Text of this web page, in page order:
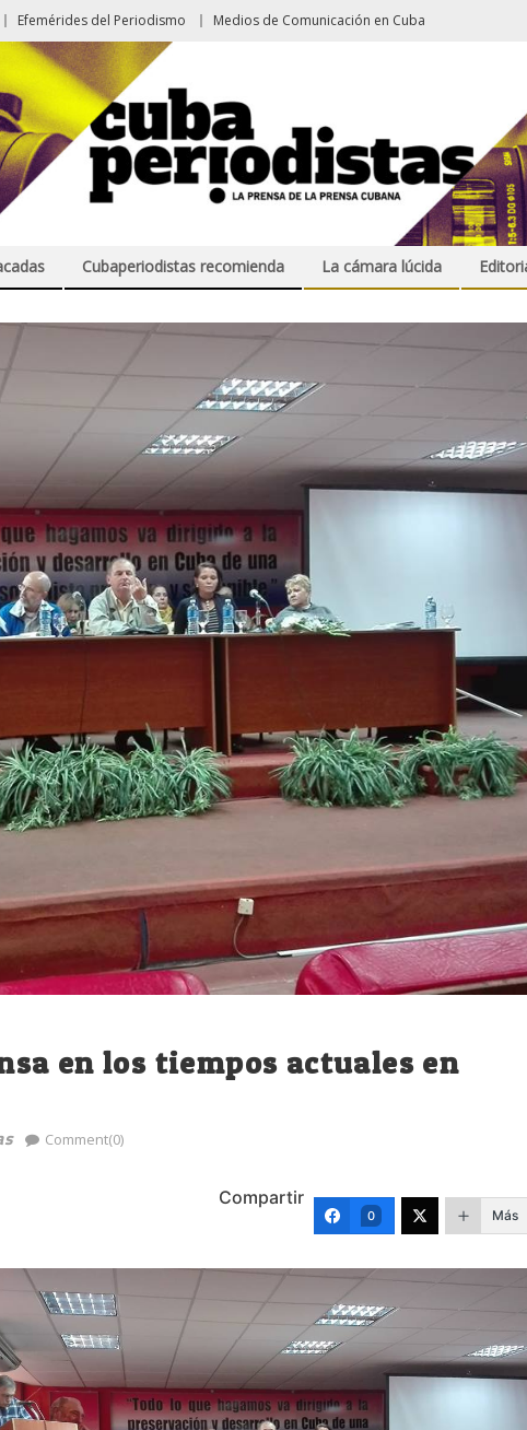
Efemérides del Periodismo Medios de Comunicación en Cuba
Cubaperiodistas recomienda La cámara lúcida
en los tiempos actuales en
Comment(0)
Compartir
0 Más